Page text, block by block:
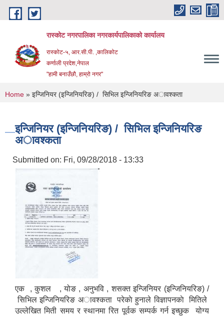
Skip to main content
रास्कोट नगरपालिका नगरकार्यपालिकाको कार्यालय
रास्कोट-५, आर.सी.पी. ,कालिकोट
कर्णाली प्रदेश,नेपाल
"हामी बनाउँछौ, हाम्रो नगर"
You are here
Home » इन्जिनियर (इन्जिनियरिङ) / सिभिल इन्जिनियरिङ अावश्कता
इन्जिनियर (इन्जिनियरिङ) / सिभिल इन्जिनियरिङ
अावश्कता
Submitted on: Fri, 09/28/2018 - 13:33
एक , कुशल , योङ , अनुभवि , शसक्त इन्जिनियर (इन्जिनियरिङ) /
सिभिल इन्जिनियरिङ अावश्कता परेकाे हुनाले विज्ञापनकाे मितिले
उल्लेखित मिती समय र स्थानमा रित पूर्वक सम्पर्क गर्न इच्छुक योग्य